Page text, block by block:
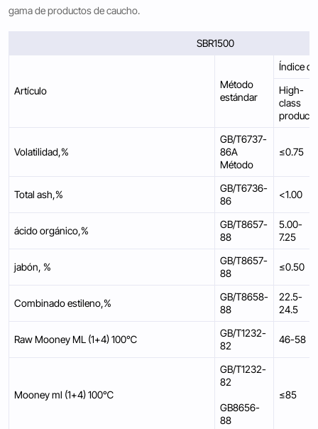
gama de productos de caucho.
SBR1500
Artículo
Método
estándar
Índice
High-
class
producto
Volatilidad,%
GB/T6737-
86A
Método
≤0.75
Total ash,%
GB/T6736-
86
<1.00
ácido orgánico,%
GB/T8657-
88
5.00-
7.25
jabón, %
GB/T8657-
88
≤0.50
Combinado estileno,%
GB/T8658-
88
22.5-
24.5
Raw Mooney ML (1+4) 100℃
GB/T1232-
82
46-58
Mooney ml (1+4) 100℃
GB/T1232-
82
GB8656-
88
≤85